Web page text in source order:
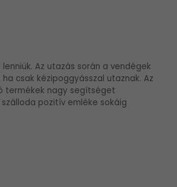
Az utazás során a vendégek
csak kézipoggyásszal utaznak. Az
termékek nagy segítséget
pozitív emléke sokáig